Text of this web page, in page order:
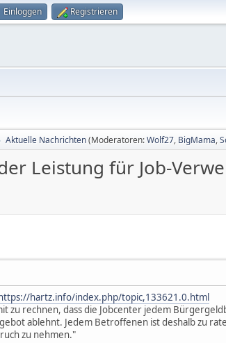
Einloggen Registrieren
Aktuelle Nachrichten(Moderatoren:Wolf27, BigMama,
Leistung für Job-
hartz.info/index.php/topic,133621.0.html
zu rechnen, dass die Jobcenter jedem
ablehnt. Jedem Betroffenen ist deshalb zu
zu nehmen."